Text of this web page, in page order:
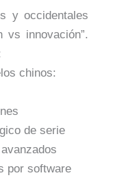
y occidentales
innovación”.
chinos:
de serie
por software